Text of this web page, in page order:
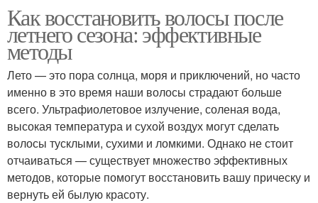
Как восстановить волосы после
летнего сезона: эффективные
методы
Лето — это пора солнца, моря и приключений, но часто
именно в это время наши волосы страдают больше
всего. Ультрафиолетовое излучение, соленая вода,
высокая температура и сухой воздух могут сделать
волосы тусклыми, сухими и ломкими. Однако не стоит
отчаиваться — существует множество эффективных
методов, которые помогут восстановить вашу прическу и
вернуть ей былую красоту.